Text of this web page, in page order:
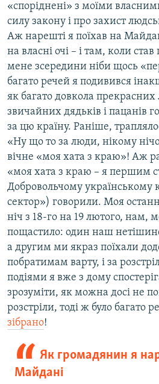
«споріднені» з моїми
силу закону і про захист
Аж нарешті я поїхав на
на власні очі – і там, коли
мене зсередини ніби щось
багато речей я подивився
як багато довкола
звичайних дядьків і пацанів
за цю країну. Раніше,
«Ну що то за люди, нікому
вічне «моя хата з краю»! Аж
«моя хата з краю – я першим
Добровольчому українському
сектор») говорили. Моя
ніч з 18-го на 19 лютого, нам,
пощастило: один наш
а другим ми якраз поїхали
побратимам варту, і за
подіями я вже з дому
зрозуміти, як можна досі не
розстріли, тоді ж було багато
зібрано!
Як громадянин я
Майдані